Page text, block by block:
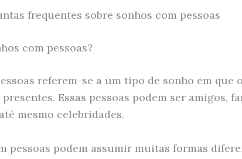
frequentes sobre sonhos com pessoas
com pessoas?
referem-se a um tipo de sonho em que
presentes. Essas pessoas podem ser amigos,
mesmo celebridades.
pessoas podem assumir muitas formas